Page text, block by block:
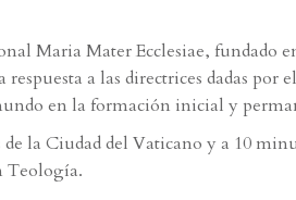
Maria Mater Ecclesiae, fundado
a las directrices dadas por
en la formación inicial y
de la Ciudad del Vaticano y a 10
Teología.